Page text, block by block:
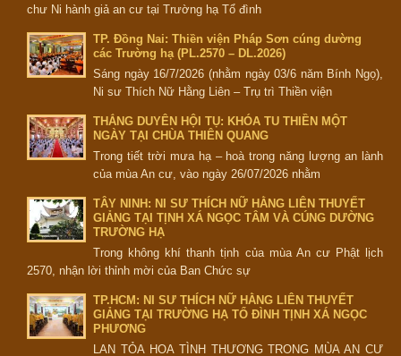
chư Ni hành giả an cư tại Trường hạ Tổ đình
TP. Đồng Nai: Thiền viện Pháp Sơn cúng dường
các Trường hạ (PL.2570 – DL.2026)
Sáng ngày 16/7/2026 (nhằm ngày 03/6 năm Bính Ngọ),
Ni sư Thích Nữ Hằng Liên – Trụ trì Thiền viện
THẮNG DUYÊN HỘI TỤ: KHÓA TU THIỀN MỘT
NGÀY TẠI CHÙA THIÊN QUANG
Trong tiết trời mưa hạ – hoà trong năng lượng an lành
của mùa An cư, vào ngày 26/07/2026 nhằm
TÂY NINH: NI SƯ THÍCH NỮ HẰNG LIÊN THUYẾT
GIẢNG TẠI TỊNH XÁ NGỌC TÂM VÀ CÚNG DƯỜNG
TRƯỜNG HẠ
Trong không khí thanh tịnh của mùa An cư Phật lịch
2570, nhận lời thỉnh mời của Ban Chức sự
TP.HCM: NI SƯ THÍCH NỮ HẰNG LIÊN THUYẾT
GIẢNG TẠI TRƯỜNG HẠ TỔ ĐÌNH TỊNH XÁ NGỌC
PHƯƠNG
LAN TỎA HOA TÌNH THƯƠNG TRONG MÙA AN CƯ